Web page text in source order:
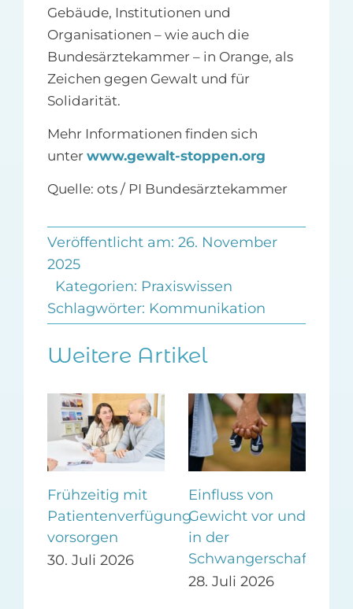
Gebäude, Institutionen und
Organisationen – wie auch die
Bundesärztekammer – in Orange, als
Zeichen gegen Gewalt und für
Solidarität.
Mehr Informationen finden sich
unter www.gewalt-stoppen.org
Quelle: ots / PI Bundesärztekammer
Veröffentlicht am: 26. November
2025
Kategorien: Praxiswissen
Schlagwörter: Kommunikation
Weitere Artikel
Frühzeitig mit
Patientenverfügung
vorsorgen
30. Juli 2026
Einfluss von
Gewicht vor und
in der
Schwangerschaft
28. Juli 2026